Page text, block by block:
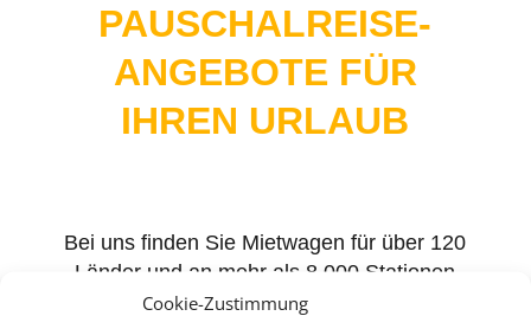
Cookie-Zustimmung
PAUSCHALREISE-
ANGEBOTE FÜR
IHREN URLAUB
Bei uns finden Sie Mietwagen für über 120
Länder und an mehr als 8.000 Stationen
weltweit. Egal ob Spanien, Italien, USA oder